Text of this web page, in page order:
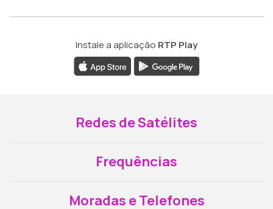
Instale a aplicação RTP Play
Redes de Satélites
Frequências
Moradas e Telefones